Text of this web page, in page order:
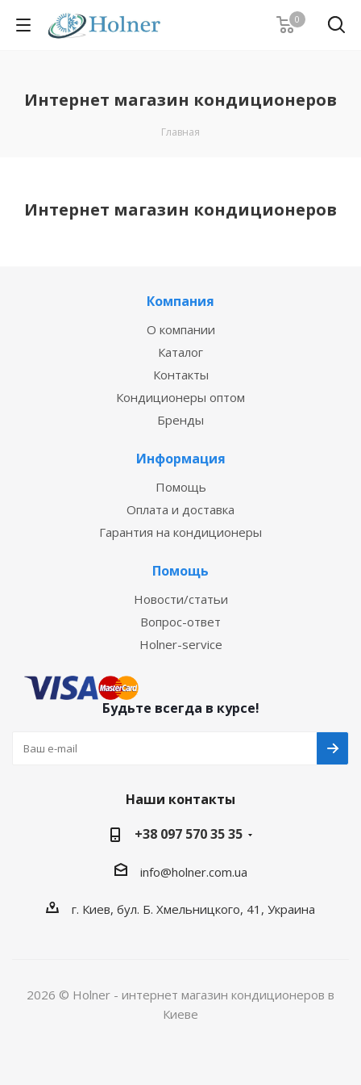
0
Интернет магазин кондиционеров
Главная
Интернет магазин кондиционеров
Компания
О компании
Каталог
Контакты
Кондиционеры оптом
Бренды
Информация
Помощь
Оплата и доставка
Гарантия на кондиционеры
Помощь
Новости/статьи
Вопрос-ответ
Holner-service
Будьте всегда в курсе!
Наши контакты
+38 097 570 35 35
info@holner.com.ua
г. Киев, бул. Б. Хмельницкого, 41, Украина
2026 © Holner - интернет магазин кондиционеров в
Киеве